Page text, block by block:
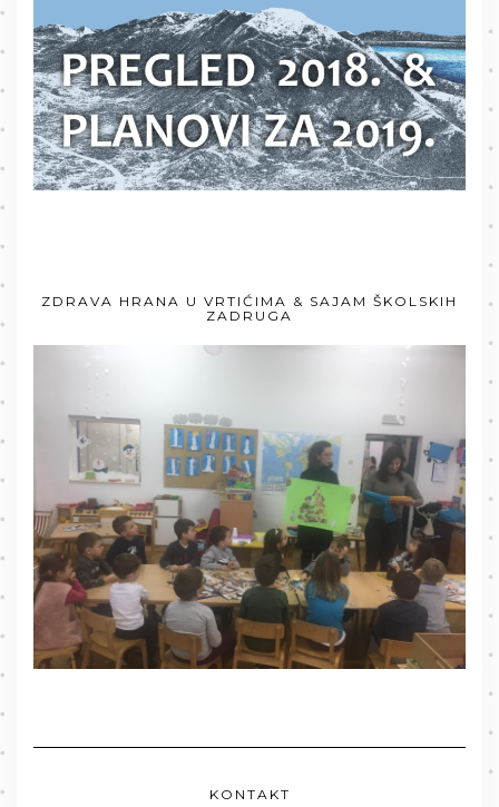
ZDRAVA HRANA U VRTIĆIMA & SAJAM ŠKOLSKIH
ZADRUGA
KONTAKT